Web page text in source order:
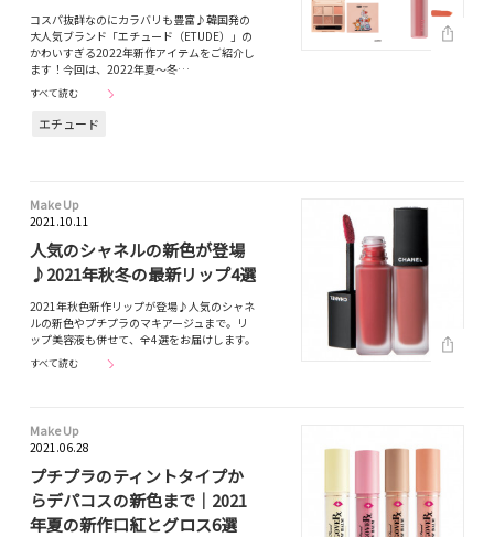
コスパ抜群なのにカラバリも豊富♪韓国発の
大人気ブランド「エチュード（ETUDE）」の
かわいすぎる2022年新作アイテムをご紹介し
ます！今回は、2022年夏〜冬…
すべて読む
エチュード
Make Up
2021.10.11
人気のシャネルの新色が登場
♪2021年秋冬の最新リップ4選
2021年秋色新作リップが登場♪人気のシャネ
ルの新色やプチプラのマキアージュまで。リ
ップ美容液も併せて、全4選をお届けします。
すべて読む
Make Up
2021.06.28
プチプラのティントタイプか
らデパコスの新色まで｜2021
年夏の新作口紅とグロス6選